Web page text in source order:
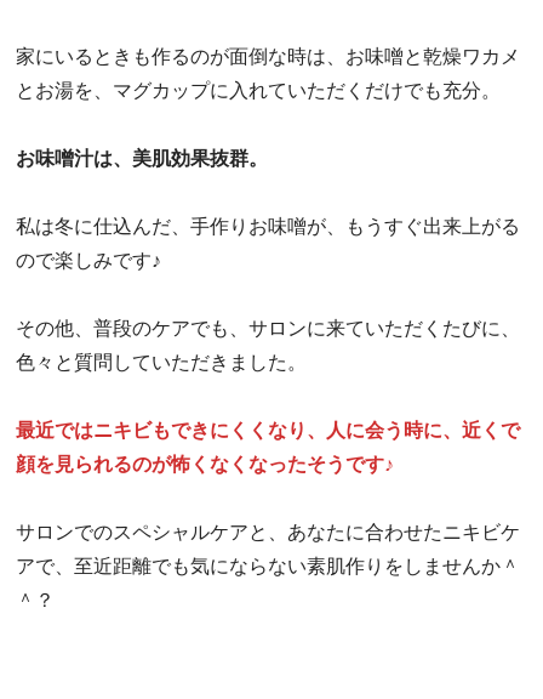
家にいるときも作るのが面倒な時は、お味噌と乾燥ワカメ
とお湯を、マグカップに入れていただくだけでも充分。
お味噌汁は、美肌効果抜群。
私は冬に仕込んだ、手作りお味噌が、もうすぐ出来上がる
ので楽しみです♪
その他、普段のケアでも、サロンに来ていただくたびに、
色々と質問していただきました。
最近ではニキビもできにくくなり、人に会う時に、近くで
顔を見られるのが怖くなくなったそうです♪
サロンでのスペシャルケアと、あなたに合わせたニキビケ
アで、至近距離でも気にならない素肌作りをしませんか＾
＾？